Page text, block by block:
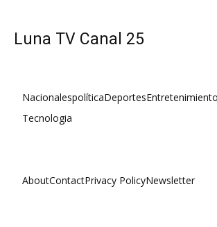
Luna TV Canal 25
NacionalespolíticaDeportesEntretenimiento
Tecnologia
AboutContactPrivacy PolicyNewsletter